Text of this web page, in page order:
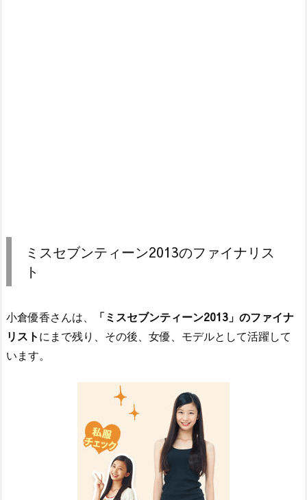
ミスセブンティーン2013のファイナリス
ト
小倉優香さんは、
「ミスセブンティーン2013」のファイナ
リストにまで残り、その後、女優、モデルとして活躍して
います。